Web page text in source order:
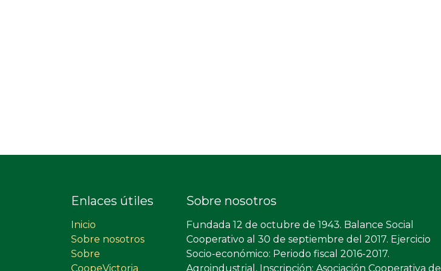
Enlaces útiles
Inicio
Sobre nosotros
Sobre
CoopeVictoria
Sobre nosotros
Fundada 12 de octubre de 1943. Balance Social
Cooperativo al 30 de septiembre del 2017. Ejercicio
Socio-económico: Periodo fiscal 2016-2017.
Agroindustrial, Inscripción: Asociación Cooperativa de